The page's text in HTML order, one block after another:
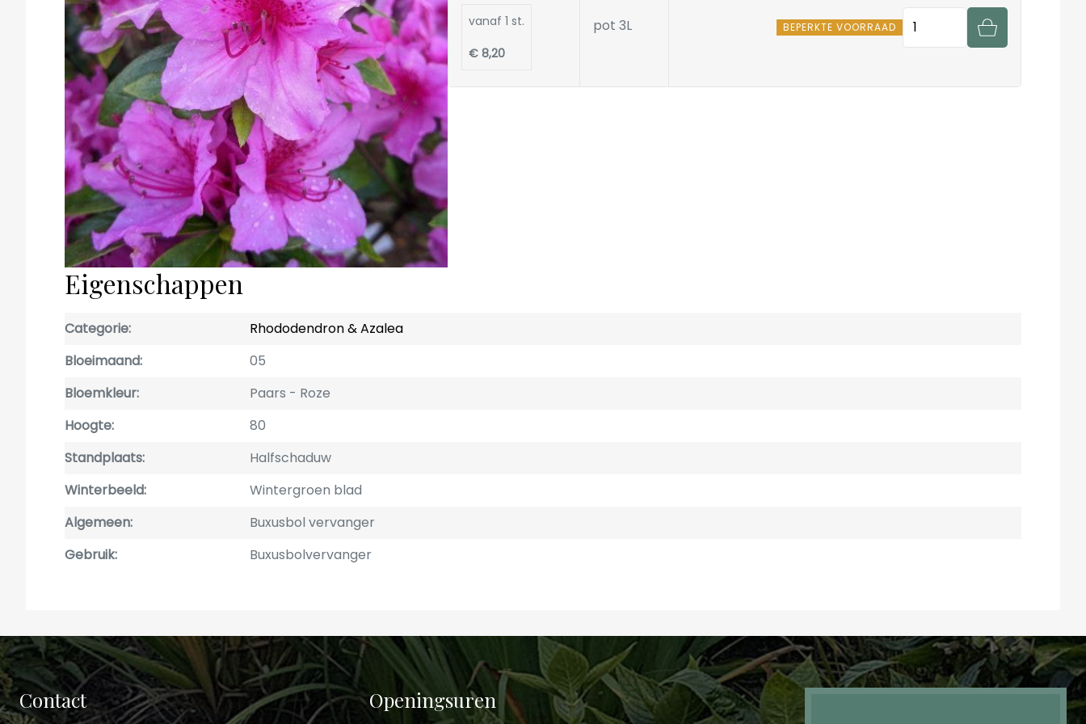
vanaf 1 st.
€ 8,20
pot 3L BEPERKTE VOORRAAD
Hoeveelheid
Eigenschappen
Categorie
Rhododendron & Azalea
Bloeimaand
05
Bloemkleur
Paars
Roze
Hoogte
80
Standplaats
Halfschaduw
Winterbeeld
Wintergroen blad
Algemeen
Buxusbol vervanger
Gebruik
Buxusbolvervanger
Contact Openingsuren